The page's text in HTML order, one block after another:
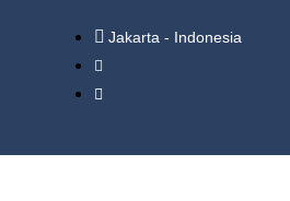
Jakarta - Indonesia